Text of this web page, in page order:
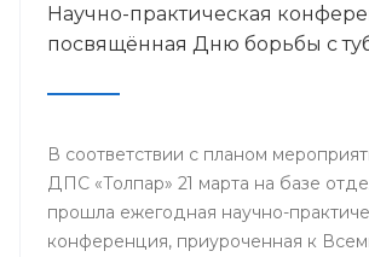
Научно-практическая
посвящённая Дню борьбы с
В соответствии с планом
ДПС «Толпар» 21 марта на базе
прошла ежегодная научно-
конференция, приуроченная к